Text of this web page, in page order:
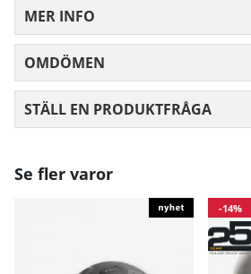
MER INFO
OMDÖMEN
STÄLL EN PRODUKTFRÅGA
Se fler varor
-14%